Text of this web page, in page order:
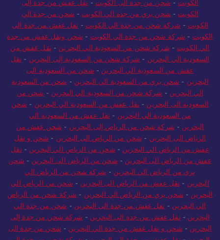
الكويت-شحن من جدة الى الكويت -نقل عفش من جدة إلى
الكويت-شحن بري من جدة الي الكويت-شحن من جدة الي
الكويت-شركة شحن من جدة الي الكويت -نقل عفش من جدة الى
الكويت-شركة شحن من جدة الي الكويت- شحن ونقل عفش من جدة
الي الكويت-شركة شحن من السعودية الي البحرين -نقل عفش من
السعودية الي البحرين - شركة شحن من السعودية إلى البحرين - نقل
عفش من السعودية الي البحرين -شحن من السعودية الى
البحرين -شحن بري من السعودية الي البحرين -شحن من السعودية
الي البحرين -شركة شحن من السعودية الي البحرين -شحن من
السعودية الى البحرين -نقل عفش من السعودية الي البحرين -شحن
من السعودية الي البحرين -نقل عفش من السعودية الي
البحرين -شركة شحن من الرياض إلى البحرين - شحن عفش من
الرياض الى البحرين - شحن من الرياض الى البحرين - شحن و نقل
عفش من الرياض الي البحرين -شحن من الرياض الي البحرين -نقل
عفش من الرياض الى البحرين -شحن من الرياض الى البحرين -شحن
بري من الرياض الي البحرين -شركة شحن من الرياض الي
البحرين -نقل عفش من الرياض الى البحرين -شحن من الرياض الي
البحرين -شحن بري من الرياض الي البحرين -شركة شحن من الرياض
الي البحرين -نقل عفش من جدة الى البحرين -شحن من جدة الي
البحرين -نقل عفش من جدة الى البحرين -شركة شحن من جدة إلى
البحرين -شحن و نقل عفش من جدة الي البحرين -شحن من جدة الى